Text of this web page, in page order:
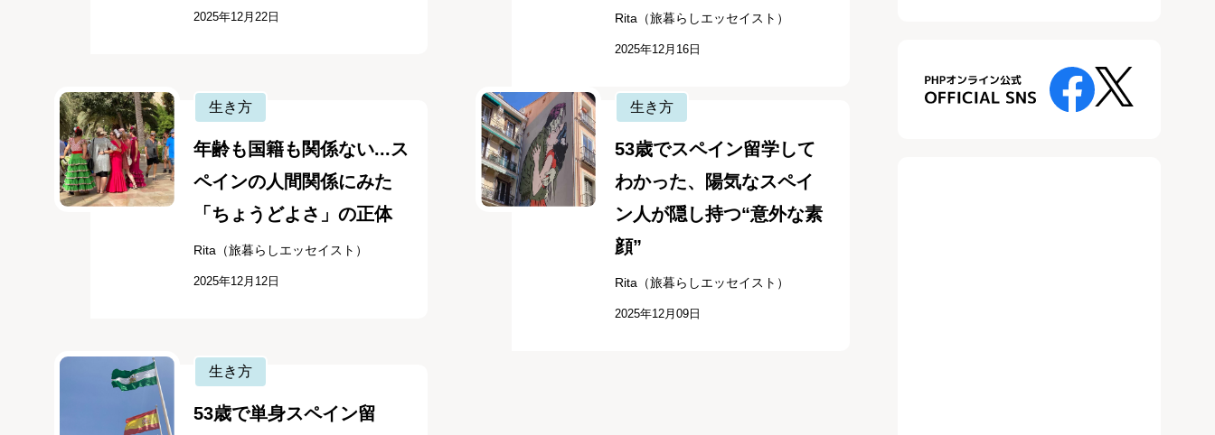
2025年12月22日 Rita（旅暮らしエッセイスト）
2025年12月16日
生き方
年齢も国籍も関係ない...ス
ペインの人間関係にみた
「ちょうどよさ」の正体
Rita（旅暮らしエッセイスト）
2025年12月12日
生き方
53歳でスペイン留学して
わかった、陽気なスペイ
ン人が隠し持つ“意外な素
顔”
Rita（旅暮らしエッセイスト）
2025年12月09日
生き方
53歳で単身スペイン留